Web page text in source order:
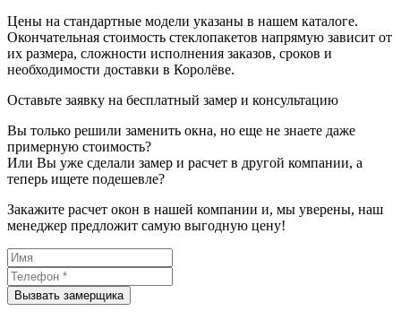
Цены на стандартные модели указаны в нашем каталоге.
Окончательная стоимость стеклопакетов напрямую зависит от
их размера, сложности исполнения заказов, сроков и
необходимости доставки в Королёве.
Оставьте заявку на бесплатный замер и консультацию
Вы только решили заменить окна, но еще не знаете даже
примерную стоимость?
Или Вы уже сделали замер и расчет в другой компании, а
теперь ищете подешевле?
Закажите расчет окон в нашей компании и, мы уверены, наш
менеджер предложит самую выгодную цену!